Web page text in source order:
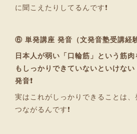
に聞こえたりしてるんです❗
⑥ 単発講座 発音（文発音塾受講経
日本人が弱い「口輪筋」という筋
もしっかりできていないといけな
発音❗
実はこれがしっかりできることは
つながるんです❗